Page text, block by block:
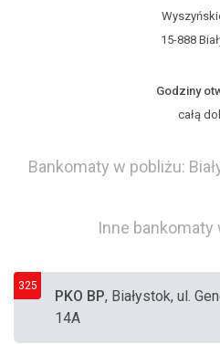
15-888
Godziny
całą
Bankomaty w pobliżu:
Inne bankomaty
325
PKO BP, Białystok, ul.
14A